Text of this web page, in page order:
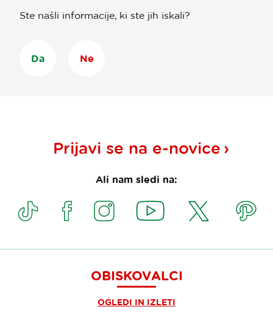
Ste našli informacije, ki ste jih iskali?
Da Ne
Prijavi se na e-novice
Ali nam sledi na:
OBISKOVALCI
OGLEDI IN IZLETI